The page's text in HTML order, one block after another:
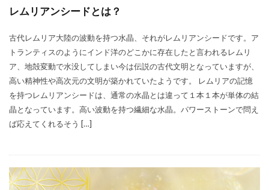
レムリアンシードとは？
古代レムリア大陸の波動を持つ水晶、それがレムリアンシードです。ア
トランティスのようにインド洋のどこかに存在したと言われるレムリ
ア、地殻変動で水没してしまい今は伝説の古代文明となっていますが、
高い精神性や高次元の文明が築かれていたようです。 レムリアの記憶
を持つレムリアンシードは、通常の水晶とは違って１本１本が単体の結
晶となっています。高い波動を持つ繊細な水晶。パワーストーンで問え
ば応えてくれるそう […]